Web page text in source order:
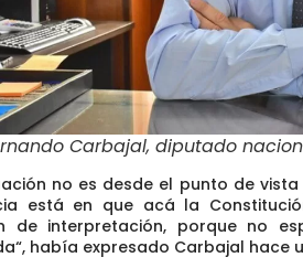
Carbajal, diputado
no es desde el punto de
está en que acá la
de interpretación, porque no
“, había expresado Carbajal hace